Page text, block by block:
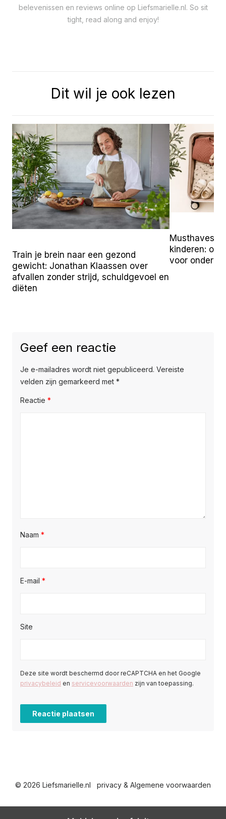
belevenissen en reviews online op Liefsmarielle.nl. So sit
tight, read along and enjoy!
Dit wil je ook lezen
Train je brein naar een gezond
gewicht: Jonathan Klaassen over
afvallen zonder strijd, schuldgevoel en
diëten
Musthaves
kinderen:
voor
Geef een reactie
Je e-mailadres wordt niet gepubliceerd. Vereiste
velden zijn gemarkeerd met *
Reactie *
Naam *
E-mail *
Site
Deze site wordt beschermd door reCAPTCHA en het Google
privacybeleid en servicevoorwaarden zijn van toepassing.
© 2026 Liefsmarielle.nl privacy & Algemene voorwaarden